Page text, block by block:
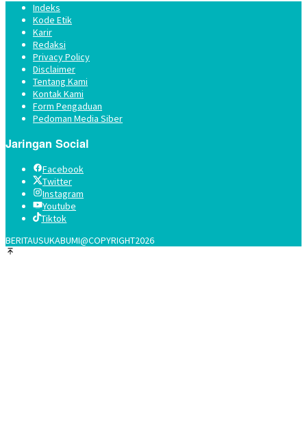
Indeks
Kode Etik
Karir
Redaksi
Privacy Policy
Disclaimer
Tentang Kami
Kontak Kami
Form Pengaduan
Pedoman Media Siber
Jaringan Social
Facebook
Twitter
Instagram
Youtube
Tiktok
BERITAUSUKABUMI@COPYRIGHT2026